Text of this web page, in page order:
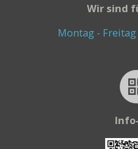
Wir sind
Montag -